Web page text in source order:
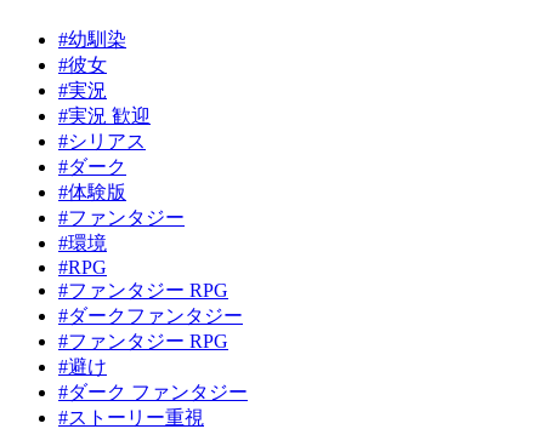
#幼馴染
#彼女
#実況
#実況 歓迎
#シリアス
#ダーク
#体験版
#ファンタジー
#環境
#RPG
#ファンタジー RPG
#ダークファンタジー
#ファンタジー RPG
#避け
#ダーク ファンタジー
#ストーリー重視